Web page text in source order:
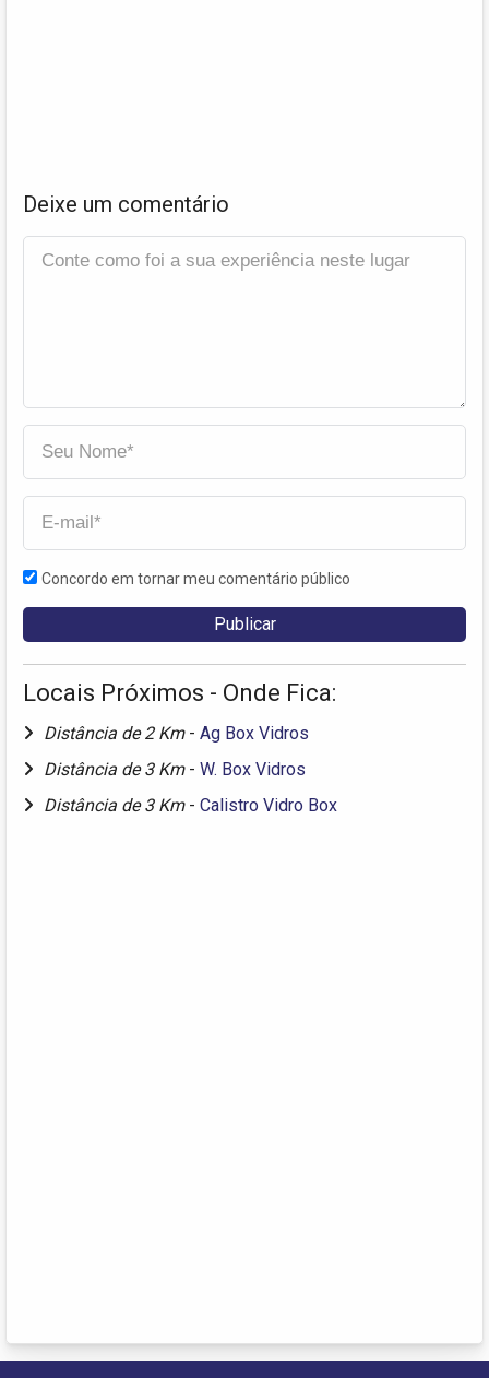
Deixe um comentário
Concordo em tornar meu comentário público
Locais Próximos - Onde Fica:
Distância de 2 Km - Ag Box Vidros
Distância de 3 Km - W. Box Vidros
Distância de 3 Km - Calistro Vidro Box